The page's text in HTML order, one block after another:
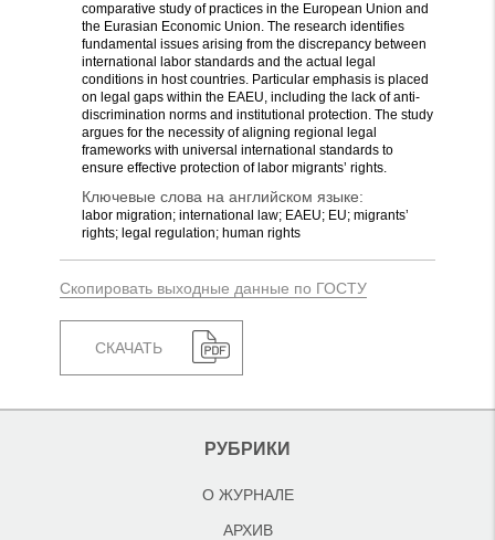
comparative study of practices in the European Union and
the Eurasian Economic Union. The research identifies
fundamental issues arising from the discrepancy between
international labor standards and the actual legal
conditions in host countries. Particular emphasis is placed
on legal gaps within the EAEU, including the lack of anti-
discrimination norms and institutional protection. The study
argues for the necessity of aligning regional legal
frameworks with universal international standards to
ensure effective protection of labor migrants’ rights.
Ключевые слова на английском языке:
labor migration; international law; EAEU; EU; migrants’
rights; legal regulation; human rights
Скопировать выходные данные по ГОСТУ
СКАЧАТЬ
РУБРИКИ
О ЖУРНАЛЕ
АРХИВ